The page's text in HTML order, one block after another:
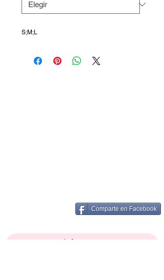
S;M;L
Comparte en Facebook